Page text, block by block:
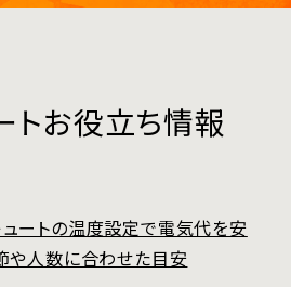
トお役立ち情報
ートの温度設定で電気代を安
や人数に合わせた目安